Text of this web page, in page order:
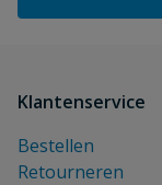
Klantenservice
Bestellen
Retourneren